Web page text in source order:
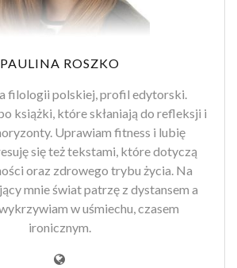
PAULINA ROSZKO
filologii polskiej, profil edytorski.
książki, które skłaniają do refleksji i
Uprawiam fitness i lubię
się też tekstami, które dotyczą
oraz zdrowego trybu życia. Na
mnie świat patrzę z dystansem a
w uśmiechu, czasem
ironicznym.